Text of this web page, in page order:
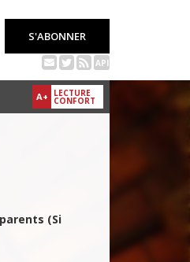
S'ABONNER
API
A+ LECTURE
CONFORT
(Si